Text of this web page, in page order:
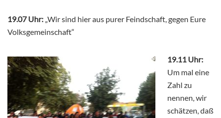
19.07 Uhr: „Wir sind hier aus purer Feindschaft, gegen Eure
Volksgemeinschaft“
19.11 Uhr:
Um mal eine
Zahl zu
nennen, wir
schätzen, daß